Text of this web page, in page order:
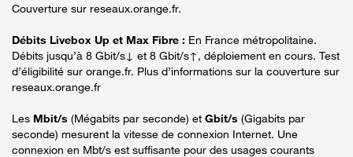
Couverture sur reseaux.orange.fr.
Débits Livebox Up et Max Fibre : En France métropolitaine.
Débits jusqu’à 8 Gbit/s↓ et 8 Gbit/s↑, déploiement en cours. Test
d’éligibilité sur orange.fr. Plus d’informations sur la couverture sur
reseaux.orange.fr
Les Mbit/s (Mégabits par seconde) et Gbit/s (Gigabits par
seconde) mesurent la vitesse de connexion Internet. Une
connexion en Mbt/s est suffisante pour des usages courants